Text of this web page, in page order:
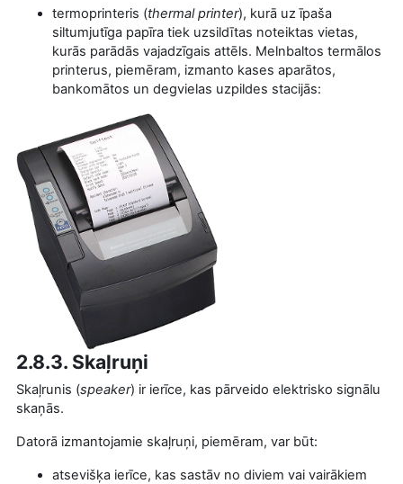
termoprinteris (thermal printer), kurā uz īpaša
siltumjutīga papīra tiek uzsildītas noteiktas vietas,
kurās parādās vajadzīgais attēls. Melnbaltos termālos
printerus, piemēram, izmanto kases aparātos,
bankomātos un degvielas uzpildes stacijās:
2.8.3. Skaļruņi
Skaļrunis (speaker) ir ierīce, kas pārveido elektrisko signālu
skaņās.
Datorā izmantojamie skaļruņi, piemēram, var būt:
atsevišķa ierīce, kas sastāv no diviem vai vairākiem